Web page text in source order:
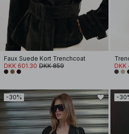
Faux Suede Kort Trenchcoat
DKK 601.30 DKK 859
DKK
-30% -